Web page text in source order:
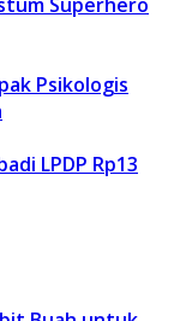
Psikologis
LPDP Rp13